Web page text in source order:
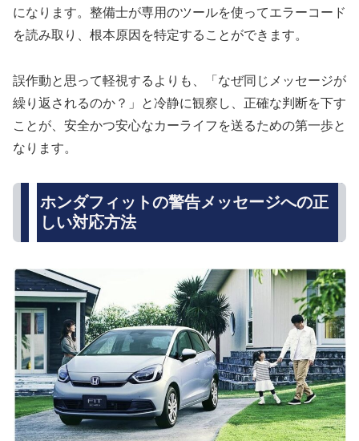
になります。整備士が専用のツールを使ってエラーコード
を読み取り、根本原因を特定することができます。
誤作動と思って軽視するよりも、「なぜ同じメッセージが
繰り返されるのか？」と冷静に観察し、正確な判断を下す
ことが、安全かつ安心なカーライフを送るための第一歩と
なります。
ホンダフィットの警告メッセージへの正
しい対応方法